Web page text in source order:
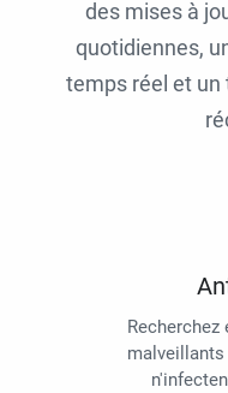
des mises à
quotidiennes,
temps réel et un